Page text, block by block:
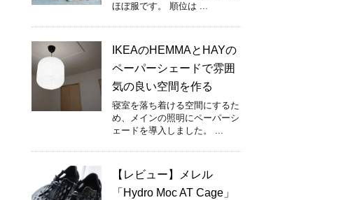
ほぼ服です。 順位は ...
IKEAのHEMMAとHAYの
ペーパーシェードで雰囲
気の良い空間を作る
寝室を落ち着ける空間にするた
め、メインの照明にペーパーシ
ェードを導入しました。 ...
【レビュー】メレル
「Hydro Moc AT Cage」